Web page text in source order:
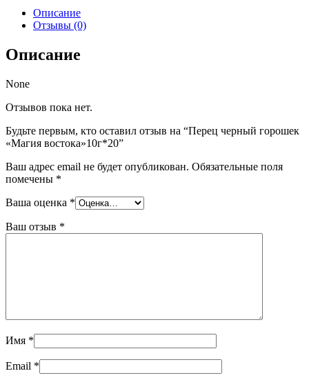
"Магия
востока"10г*20
Описание
Отзывы (0)
Описание
None
Отзывов пока нет.
Будьте первым, кто оставил отзыв на “Перец черный горошек
«Магия востока»10г*20”
Ваш адрес email не будет опубликован. Обязательные поля
помечены *
Ваша оценка *
Ваш отзыв *
Имя *
Email *